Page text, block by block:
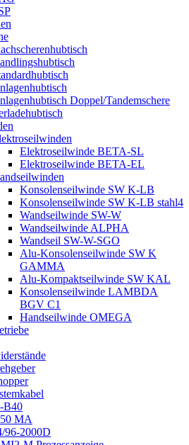
Doppel/Tandemschere
Elektroseilwinde BETA-SL
Elektroseilwinde BETA-EL
Konsolenseilwinde SW K-LB
Konsolenseilwinde SW K-LB stahl4
Wandseilwinde SW-W
Wandseilwinde ALPHA
Wandseil SW-W-SGO
Alu-Konsolenseilwinde SW K
GAMMA
Alu-Kompaktseilwinde SW KAL
Konsolenseilwinde LAMBDA
BGV C1
Handseilwinde OMEGA
B40
MA
96-2000D